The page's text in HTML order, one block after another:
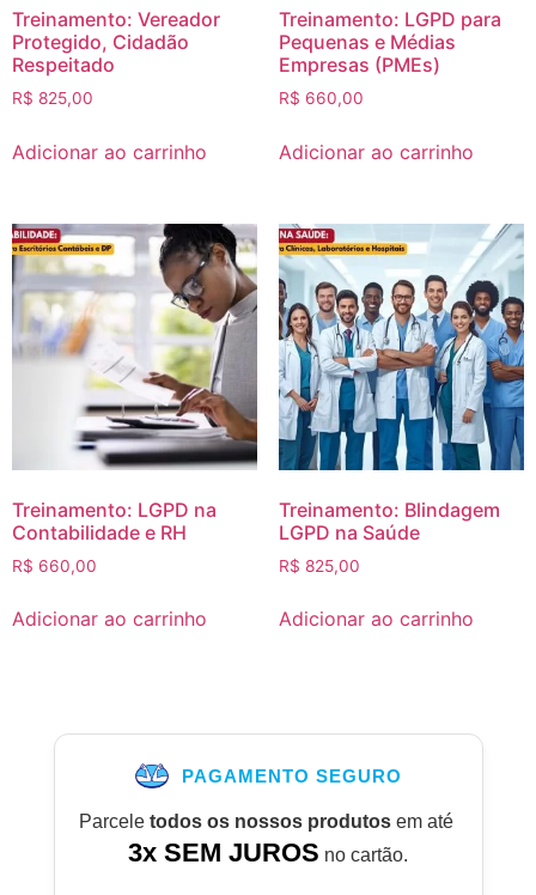
Treinamento: Vereador
Protegido, Cidadão
Respeitado
R$ 825,00
Adicionar ao carrinho
Treinamento: LGPD para
Pequenas e Médias
Empresas (PMEs)
R$ 660,00
Adicionar ao carrinho
Treinamento: LGPD na
Contabilidade e RH
R$ 660,00
Adicionar ao carrinho
Treinamento: Blindagem
LGPD na Saúde
R$ 825,00
Adicionar ao carrinho
PAGAMENTO SEGURO
Parcele todos os nossos produtosem até
3x SEM JUROS no cartão.